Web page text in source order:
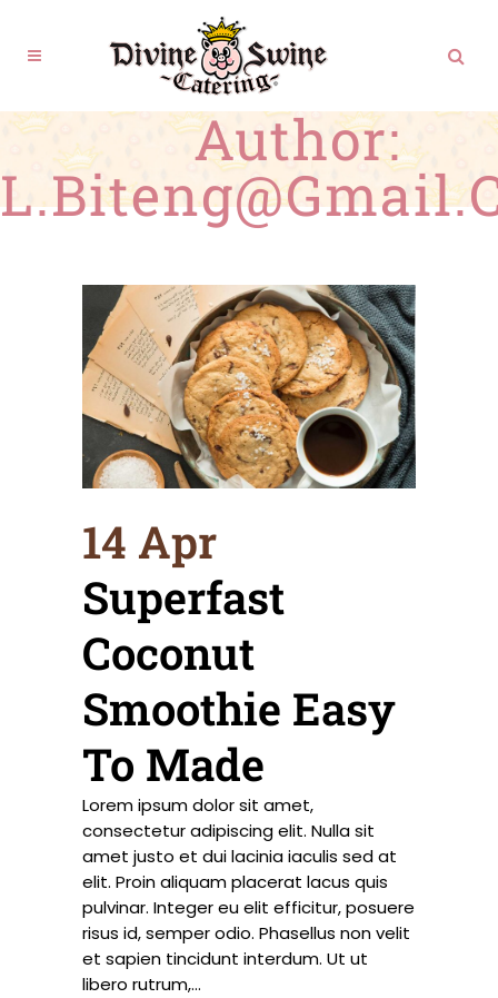
Author:
14 Apr
Superfast
Coconut
Smoothie Easy
To Made
Lorem ipsum dolor sit amet,
consectetur adipiscing elit. Nulla sit
amet justo et dui lacinia iaculis sed at
elit. Proin aliquam placerat lacus quis
pulvinar. Integer eu elit efficitur, posuere
risus id, semper odio. Phasellus non velit
et sapien tincidunt interdum. Ut ut
libero rutrum,...